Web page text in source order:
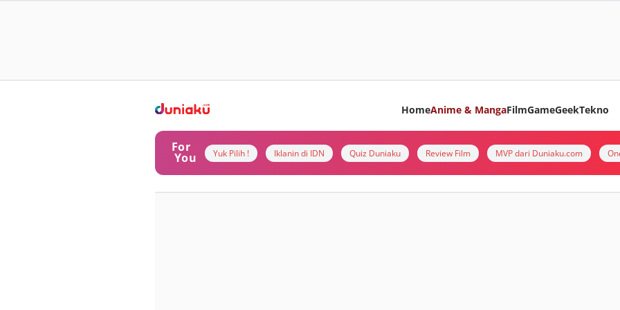
HomeAnime & MangaFilmGameGeekTekno
For
You Yuk Pilih ! Iklanin di IDN Quiz Duniaku Review Film MVP dari Duniaku.com